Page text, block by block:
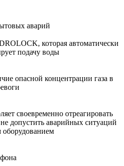
аварий
которая автоматически
подачу воды
опасной концентрации газа в
своевременно отреагировать
допустить аварийных ситуаций
оборудованием